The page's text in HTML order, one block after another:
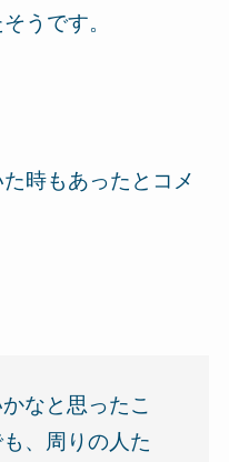
うです。
時もあったとコメ
なと思ったこ
、周りの人た